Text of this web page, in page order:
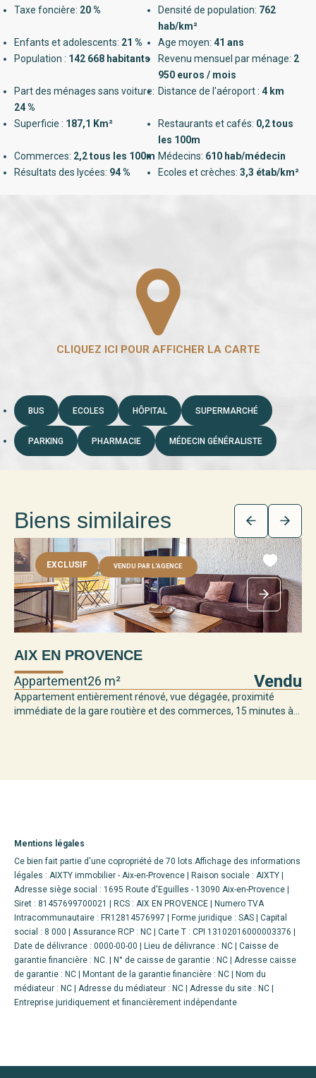
Taxe foncière: 20 % Densité de population: 762
hab/km²
Enfants et adolescents: 21 % Age moyen: 41 ans
Population : 142 668 habitants Revenu mensuel par ménage: 2
950 euros / mois
Part des ménages sans voiture:
24 %
Distance de l'aéroport : 4 km
Superficie : 187,1 Km² Restaurants et cafés: 0,2 tous
les 100m
Commerces: 2,2 tous les 100m Médecins: 610 hab/médecin
Résultats des lycées: 94 % Ecoles et crèches: 3,3 étab/km²
BUS ECOLES HÔPITAL SUPERMARCHÉ
PARKING PHARMACIE MÉDECIN GÉNÉRALISTE
Biens similaires
EXCLUSIF VENDU PAR L'AGENCE
AIX EN PROVENCE
Appartement26 m² Vendu
Appartement entièrement rénové, vue dégagée, proximité
immédiate de la gare routière et des commerces, 15 minutes à...
Mentions légales
Ce bien fait partie d'une copropriété de 70 lots.Affichage des informations
légales : AIXTY immobilier - Aix-en-Provence | Raison sociale : AIXTY |
Adresse siège social : 1695 Route d'Eguilles - 13090 Aix-en-Provence |
Siret : 81457699700021 | RCS : AIX EN PROVENCE | Numero TVA
Intracommunautaire : FR12814576997 | Forme juridique : SAS | Capital
social : 8 000 | Assurance RCP : NC | Carte T : CPI 13102016000003376 |
Date de délivrance : 0000-00-00 | Lieu de délivrance : NC | Caisse de
garantie financière : NC. | N° de caisse de garantie : NC | Adresse caisse
de garantie : NC | Montant de la garantie financière : NC | Nom du
médiateur : NC | Adresse du médiateur : NC | Adresse du site : NC |
Entreprise juridiquement et financièrement indépendante